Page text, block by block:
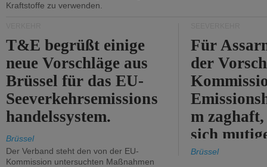
Kraftstoffe zu verwenden.
T&E begrüßt einige
neue Vorschläge aus
Brüssel für das EU-
Seeverkehrsemissions
handelssystem.
Brüssel
Der Verband steht den von der EU-
Kommission untersuchten Maßnahmen
Für
der
m
sich
Brüssel